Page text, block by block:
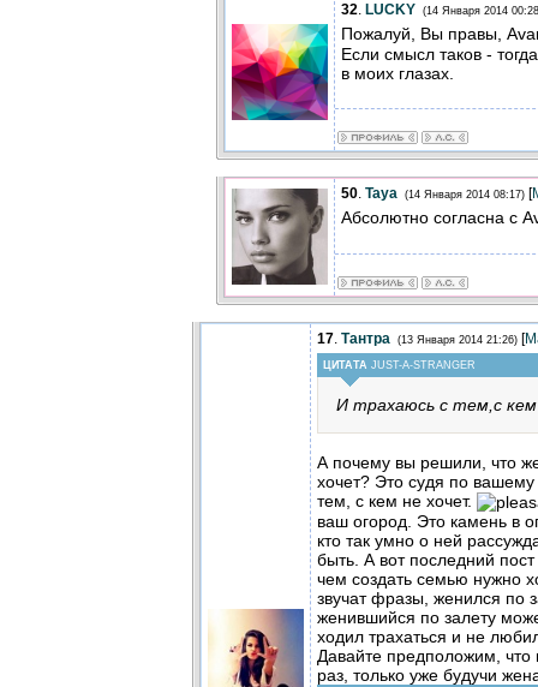
32. LUCKY (14 Января 2014
Пожалуй, Вы правы,
Если смысл таков -
в моих глазах.
50. Taya (14 Января 2014 08:17) [
Абсолютно согласна с
17. Тантра (13 Января 2014 21:26) [
ЦИТАТА JUST-A-STRANGER
И трахаюсь с тем,с кем
А почему вы решили, что
хочет? Это судя по
тем, с кем не хочет.
ваш огород. Это камень в
кто так умно о ней
быть. А вот последний
чем создать семью нужно
звучат фразы, женился по
женившийся по залету
ходил трахаться и не
Давайте предположим,
раз, только уже будучи